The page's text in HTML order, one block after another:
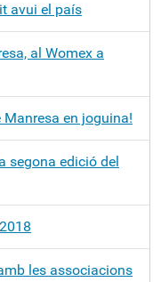
avui el país
al Womex a
Manresa en joguina!
segona edició del
les associacions